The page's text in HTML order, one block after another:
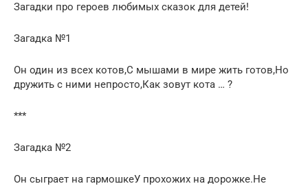
Загадки про героев любимых сказок для детей!
Загадка №1
Он один из всех котов,С мышами в мире жить готов,Но
дружить с ними непросто,Как зовут кота … ?
***
Загадка №2
Он сыграет на гармошкеУ прохожих на дорожке.Не